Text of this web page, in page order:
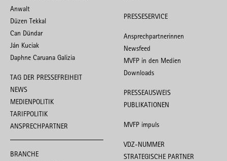
Anwalt
Düzen Tekkal
Can Dündar
Ján Kuciak
Daphne Caruana Galizia
TAG DER PRESSEFREIHEIT
NEWS
MEDIENPOLITIK
TARIFPOLITIK
ANSPRECHPARTNER
BRANCHE
PRESSESERVICE
Ansprechpartnerinnen
Newsfeed
MVFP in den Medien
Downloads
PRESSEAUSWEIS
PUBLIKATIONEN
MVFP impuls
VDZ-NUMMER
STRATEGISCHE PARTNER